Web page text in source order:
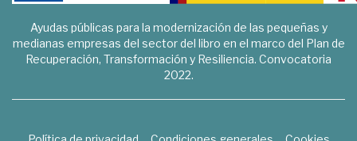
Ayudas públicas para la modernización de las pequeñas y
medianas empresas del sector del libro en el marco del Plan de
Recuperación, Transformación y Resiliencia. Convocatoria
2022.